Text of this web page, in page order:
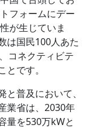
フォームにデー
が生じていま
は国民100人あた
コネクティビテ
です。
普及において、
業省は、2030年
量を530万kWと